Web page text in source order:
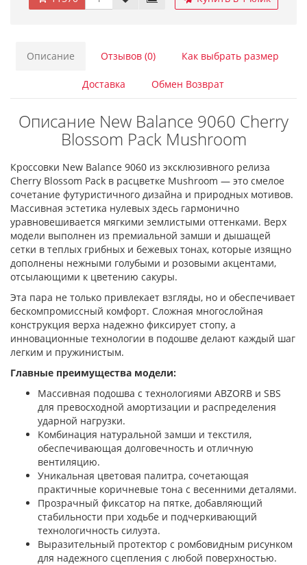
Описание Отзывов (0) Как выбрать размер
Доставка Обмен Возврат
Описание New Balance 9060 Cherry
Blossom Pack Mushroom
Кроссовки New Balance 9060 из эксклюзивного релиза
Cherry Blossom Pack в расцветке Mushroom — это смелое
сочетание футуристичного дизайна и природных мотивов.
Массивная эстетика нулевых здесь гармонично
уравновешивается мягкими землистыми оттенками. Верх
модели выполнен из премиальной замши и дышащей
сетки в теплых грибных и бежевых тонах, которые изящно
дополнены нежными голубыми и розовыми акцентами,
отсылающими к цветению сакуры.
Эта пара не только привлекает взгляды, но и обеспечивает
бескомпромиссный комфорт. Сложная многослойная
конструкция верха надежно фиксирует стопу, а
инновационные технологии в подошве делают каждый шаг
легким и пружинистым.
Главные преимущества модели:
Массивная подошва с технологиями ABZORB и SBS
для превосходной амортизации и распределения
ударной нагрузки.
Комбинация натуральной замши и текстиля,
обеспечивающая долговечность и отличную
вентиляцию.
Уникальная цветовая палитра, сочетающая
практичные коричневые тона с весенними деталями.
Прозрачный фиксатор на пятке, добавляющий
стабильности при ходьбе и подчеркивающий
технологичность силуэта.
Выразительный протектор с ромбовидным рисунком
для надежного сцепления с любой поверхностью.